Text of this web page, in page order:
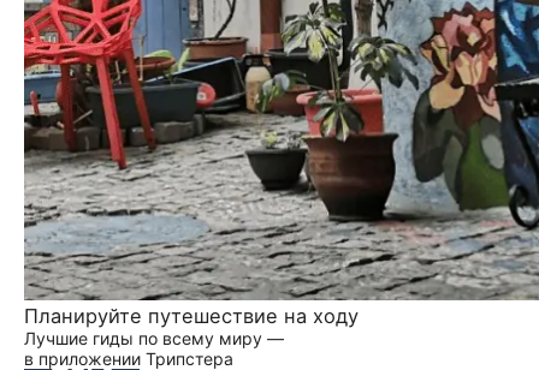
Планируйте путешествие на ходу
Лучшие гиды по всему миру —
в приложении Трипстера